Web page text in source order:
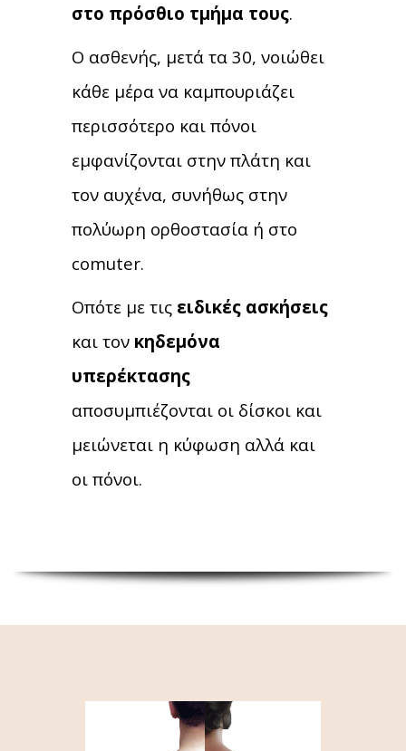
στο πρόσθιο τμήμα τους.
Ο ασθενής, μετά τα 30, νοιώθει
κάθε μέρα να καμπουριάζει
περισσότερο και πόνοι
εμφανίζονται στην πλάτη και
τον αυχένα, συνήθως στην
πολύωρη ορθοστασία ή στο
comuter.
Οπότε με τις ειδικές ασκήσεις
και τον κηδεμόνα
υπερέκτασης
αποσυμπιέζονται οι δίσκοι και
μειώνεται η κύφωση αλλά και
οι πόνοι.